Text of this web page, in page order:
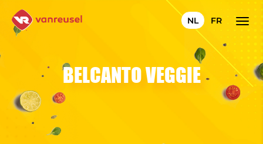
NL FR
BELCANTO VEGGIE